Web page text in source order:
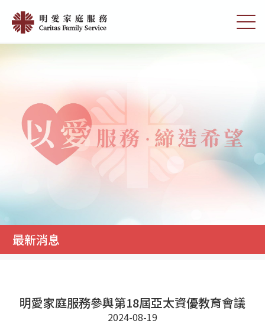
main
content
切
最
消
|
明
愛
家
最新消息
明愛家庭服務參與第18屆亞太資優教育會議
2024-08-19